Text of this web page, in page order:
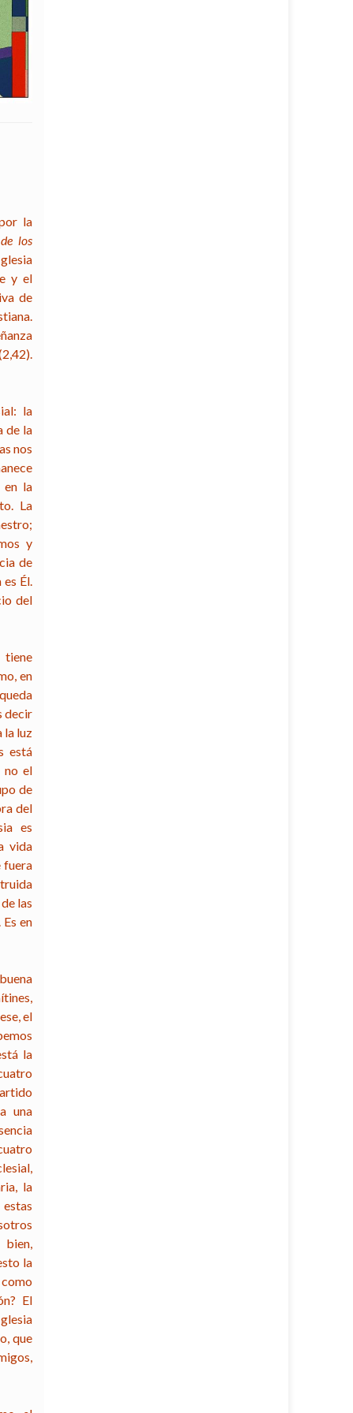
la
los
y el
de
la
de la
nos
en la
La
y
de
Él.
del
tiene
en
decir
la luz
está
no el
de
del
es
vida
fuera
las
en
el
la
una
la
bien,
la
El
que